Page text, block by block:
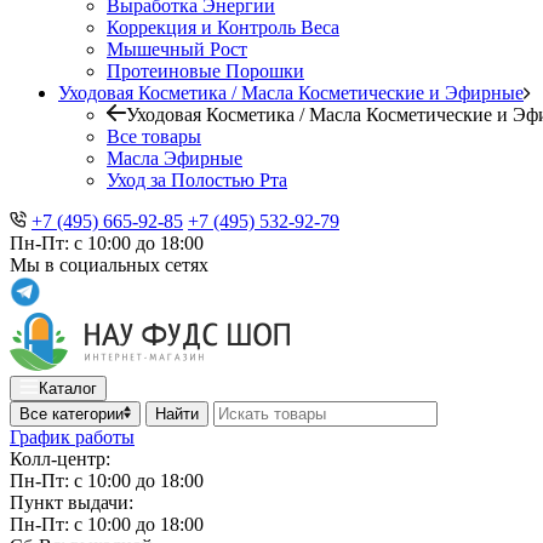
Выработка Энергии
Коррекция и Контроль Веса
Мышечный Рост
Протеиновые Порошки
Уходовая Косметика / Масла Косметические и Эфирные
Уходовая Косметика / Масла Косметические и
Все товары
Масла Эфирные
Уход за Полостью Рта
+7 (495) 665-92-85 +7 (495) 532-92-79
Пн-Пт: с 10:00 до 18:00
Мы в социальных сетях
Каталог
Все категории
Найти
График работы
Колл-центр:
Пн-Пт: с 10:00 до 18:00
Пункт выдачи:
Пн-Пт: с 10:00 до 18:00